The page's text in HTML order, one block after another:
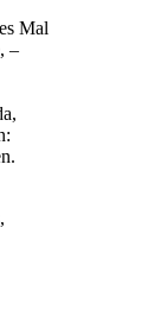
Mal
–